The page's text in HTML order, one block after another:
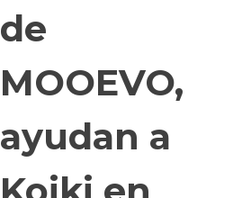
de
MOOEVO,
ayudan a